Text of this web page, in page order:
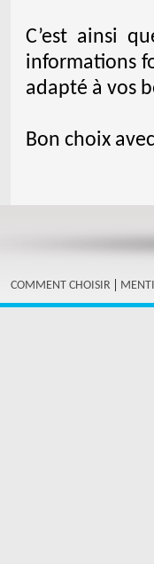
C’est ainsi
informations
adapté à vos
Bon choix
COMMENT CHOISIR |